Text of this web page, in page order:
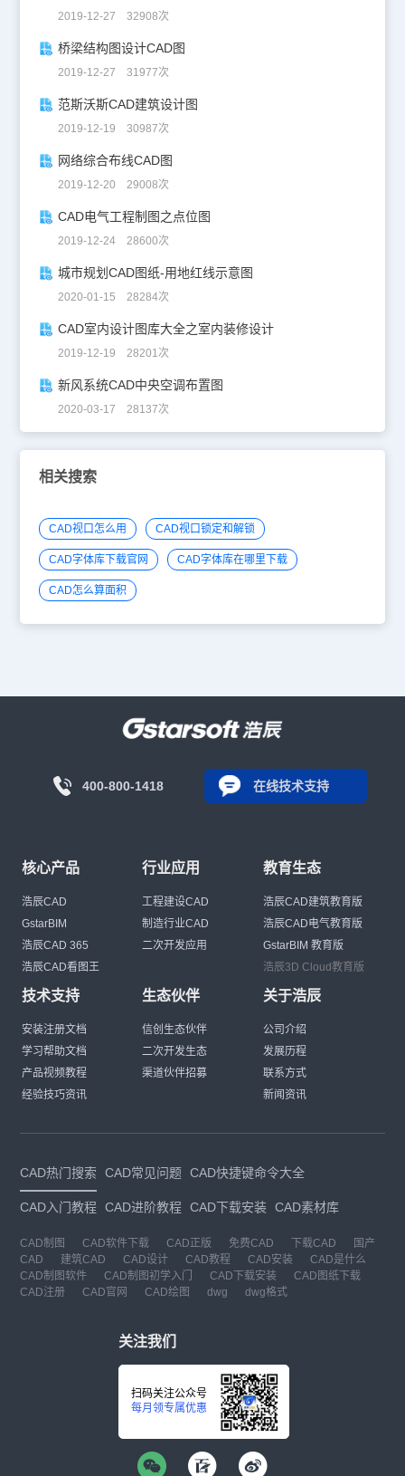
2019-12-27 32908次
桥梁结构图设计CAD图
2019-12-27 31977次
范斯沃斯CAD建筑设计图
2019-12-19 30987次
网络综合布线CAD图
2019-12-20 29008次
CAD电气工程制图之点位图
2019-12-24 28600次
城市规划CAD图纸-用地红线示意图
2020-01-15 28284次
CAD室内设计图库大全之室内装修设计
2019-12-19 28201次
新风系统CAD中央空调布置图
2020-03-17 28137次
相关搜索
CAD视口怎么用 CAD视口锁定和解锁
CAD字体库下载官网 CAD字体库在哪里下载
CAD怎么算面积
400-800-1418 在线技术支持
核心产品
浩辰CAD
GstarBIM
浩辰CAD 365
浩辰CAD看图王
行业应用
工程建设CAD
制造行业CAD
二次开发应用
教育生态
浩辰CAD建筑教育版
浩辰CAD电气教育版
GstarBIM 教育版
浩辰3D Cloud教育版
技术支持
安装注册文档
学习帮助文档
产品视频教程
经验技巧资讯
生态伙伴
信创生态伙伴
二次开发生态
渠道伙伴招募
关于浩辰
公司介绍
发展历程
联系方式
新闻资讯
CAD热门搜索 CAD常见问题 CAD快捷键命令大全
CAD入门教程 CAD进阶教程 CAD下载安装 CAD素材库
CAD制图 CAD软件下载 CAD正版 免费CAD 下载CAD
国产
CAD
建筑CAD CAD设计 CAD教程 CAD安装
CAD是什么
CAD制图软件
CAD制图初学入门 CAD下载安装
CAD图纸下载
CAD注册
CAD官网 CAD绘图 dwg dwg格式
关注我们
扫码关注公众号
每月领专属优惠